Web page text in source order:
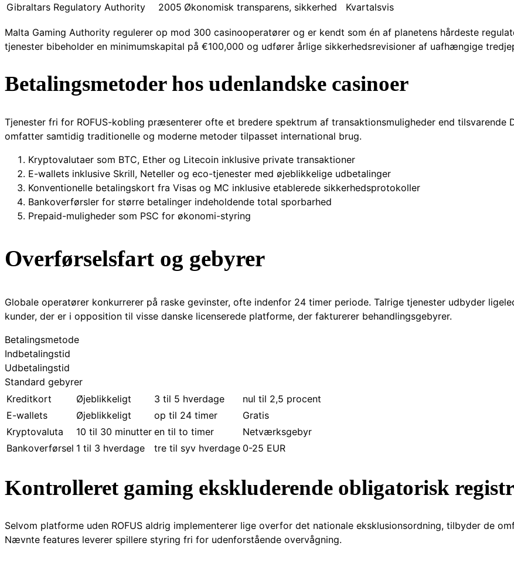
Gibraltars Regulatory Authority
2005 Økonomisk transparens, sikkerhed Kvartalsvis
Malta Gaming Authority regulerer op mod 300 casinooperatører og er kendt som én af planetens hårdeste
tjenester bibeholder en minimumskapital på €100,000 og udfører årlige sikkerhedsrevisioner af uafhængige
Betalingsmetoder hos udenlandske casinoer
Tjenester fri for ROFUS-kobling præsenterer ofte et bredere spektrum af transaktionsmuligheder end tilsvarende
omfatter samtidig traditionelle og moderne metoder tilpasset international brug.
Kryptovalutaer som BTC, Ether og Litecoin inklusive private transaktioner
E-wallets inklusive Skrill, Neteller og eco-tjenester med øjeblikkelige udbetalinger
Konventionelle betalingskort fra Visas og MC inklusive etablerede sikkerhedsprotokoller
Bankoverførsler for større betalinger indeholdende total sporbarhed
Prepaid-muligheder som PSC for økonomi-styring
Overførselsfart og gebyrer
Globale operatører konkurrerer på raske gevinster, ofte indenfor 24 timer periode. Talrige tjenester udbyder
kunder, der er i opposition til visse danske licenserede platforme, der fakturerer behandlingsgebyrer.
Betalingsmetode
Indbetalingstid
Udbetalingstid
Standard gebyrer
Kreditkort
Øjeblikkeligt 3 til 5 hverdage
nul til 2,5 procent
E-wallets
Øjeblikkeligt op til 24 timer
Gratis
Kryptovaluta
10 til 30 minutter en til to timer
Netværksgebyr
Bankoverførsel 1 til 3 hverdage tre til syv hverdage 0-25 EUR
Kontrolleret gaming ekskluderende obligatorisk
Selvom platforme uden ROFUS aldrig implementerer lige overfor det nationale eksklusionsordning, tilbyder de
Nævnte features leverer spillere styring fri for udenforstående overvågning.